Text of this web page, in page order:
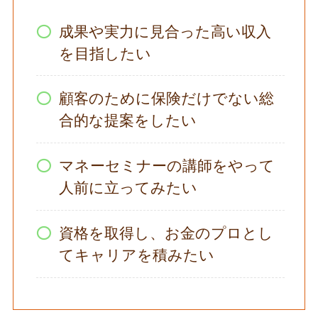
成果や実力に見合った高い収入
を目指したい
顧客のために保険だけでない総
合的な提案をしたい
マネーセミナーの講師をやって
人前に立ってみたい
資格を取得し、お金のプロとし
てキャリアを積みたい